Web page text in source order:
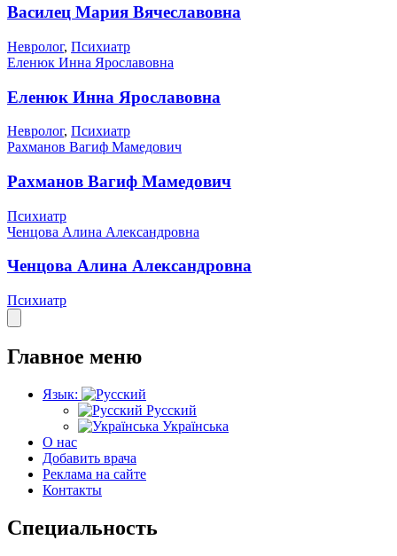
Василец Мария Вячеславовна
Невролог, Психиатр
Еленюк Инна Ярославовна
Еленюк Инна Ярославовна
Невролог, Психиатр
Рахманов Вагиф Мамедович
Рахманов Вагиф Мамедович
Психиатр
Ченцова Алина Александровна
Ченцова Алина Александровна
Психиатр
Главное меню
Язык:
Русский
Українська
О нас
Добавить врача
Реклама на сайте
Контакты
Специальность